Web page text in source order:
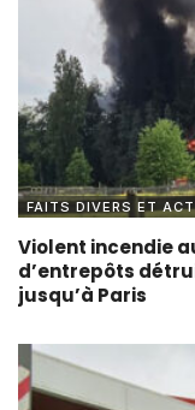
FAITS DIVERS ET
Violent incendie
d’entrepôts
jusqu’à Paris